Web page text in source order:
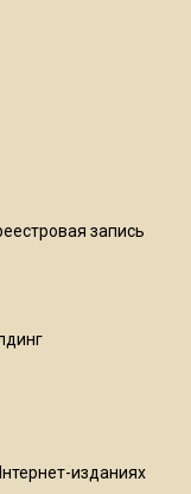
запись
изданиях